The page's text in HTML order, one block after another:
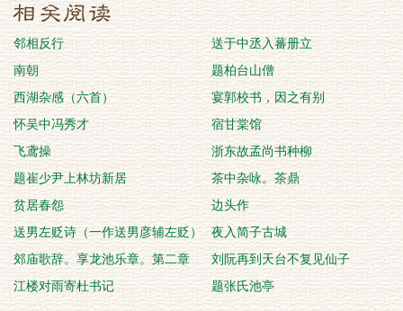
邻相反行
送于中丞入蕃册立
南朝
题柏台山僧
西湖杂感（六首）
宴郭校书，因之有别
怀吴中冯秀才
宿甘棠馆
飞鸢操
浙东故孟尚书种柳
题崔少尹上林坊新居
茶中杂咏。茶鼎
贫居春怨
边头作
送男左贬诗（一作送男彦辅左贬）
夜入简子古城
郊庙歌辞。享龙池乐章。第二章
刘阮再到天台不复见仙子
江楼对雨寄杜书记
题张氏池亭